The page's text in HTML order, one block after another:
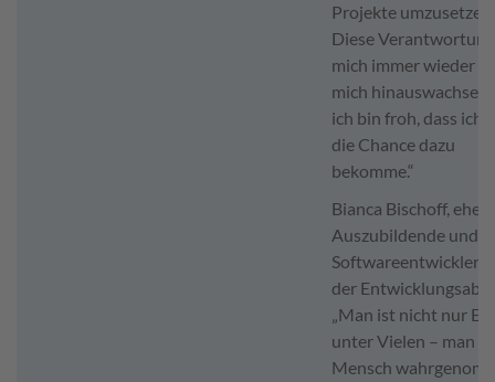
Projekte umzusetzen.
Diese
mich immer wieder
mich hinauswachsen
ich bin froh, dass ich
die Chance dazu
bekomme.“
Bianca Bischoff,
Auszubildende und
der
„Man ist nicht nur
unter Vielen – man
Mensch